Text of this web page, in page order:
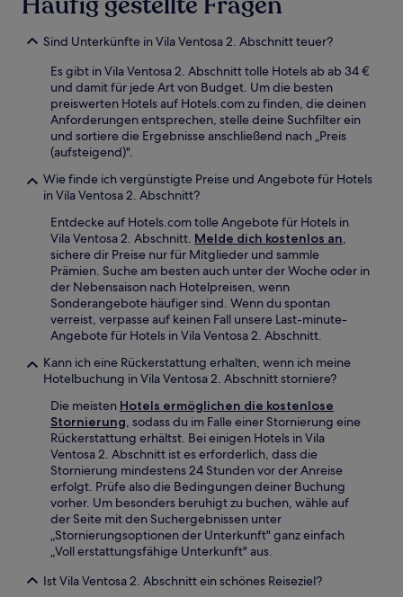
Sind Unterkünfte in Vila Ventosa 2. Abschnitt teuer?
Es gibt in Vila Ventosa 2. Abschnitt tolle Hotels ab ab 34 €
und damit für jede Art von Budget. Um die besten
preiswerten Hotels auf Hotels.com zu finden, die deinen
Anforderungen entsprechen, stelle deine Suchfilter ein
und sortiere die Ergebnisse anschließend nach „Preis
(aufsteigend)".
Wie finde ich vergünstigte Preise und Angebote für Hotels
in Vila Ventosa 2. Abschnitt?
Entdecke auf Hotels.com tolle Angebote für Hotels in
Vila Ventosa 2. Abschnitt. Melde dich kostenlos an,
sichere dir Preise nur für Mitglieder und sammle
Prämien. Suche am besten auch unter der Woche oder in
der Nebensaison nach Hotelpreisen, wenn
Sonderangebote häufiger sind. Wenn du spontan
verreist, verpasse auf keinen Fall unsere Last-minute-
Angebote für Hotels in Vila Ventosa 2. Abschnitt.
Kann ich eine Rückerstattung erhalten, wenn ich meine
Hotelbuchung in Vila Ventosa 2. Abschnitt storniere?
Die meisten Hotels ermöglichen die kostenlose
Stornierung, sodass du im Falle einer Stornierung eine
Rückerstattung erhältst. Bei einigen Hotels in Vila
Ventosa 2. Abschnitt ist es erforderlich, dass die
Stornierung mindestens 24 Stunden vor der Anreise
erfolgt. Prüfe also die Bedingungen deiner Buchung
vorher. Um besonders beruhigt zu buchen, wähle auf
der Seite mit den Suchergebnissen unter
„Stornierungsoptionen der Unterkunft" ganz einfach
„Voll erstattungsfähige Unterkunft" aus.
Ist Vila Ventosa 2. Abschnitt ein schönes Reiseziel?